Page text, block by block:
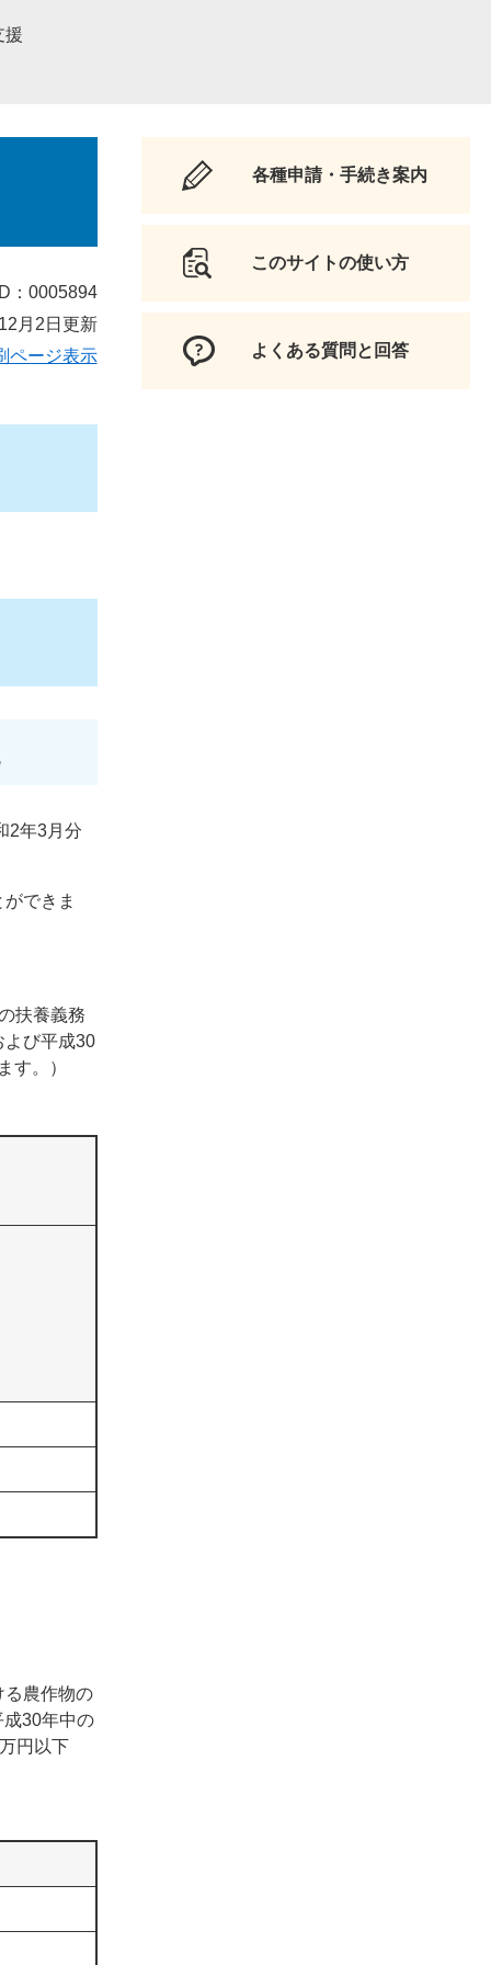
援
：0005894
月2日更新
ページ表示
2年3月分
できま
扶養義務
よび平成30
す。）
る農作物の
30年中の
円以下
各種申請・手続き案内
このサイトの使い方
よくある質問と回答